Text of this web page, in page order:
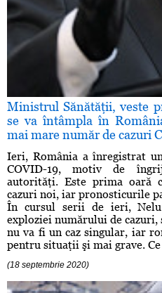
Ministrul Sănătăţii, veste
se va întâmpla în
mai mare număr de cazuri
Ieri, România a înregistrat
COVID-19, motiv de
autorităţi. Este prima oară
cazuri noi, iar pronosticurile
În cursul serii de ieri,
exploziei numărului de
nu va fi un caz singular, iar
pentru situaţii şi mai grave. Ce
(18 septembrie 2020)